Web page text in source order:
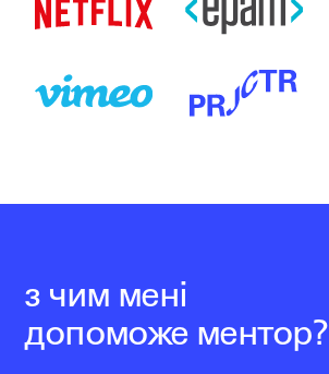
з чим мені
допоможе ментор?